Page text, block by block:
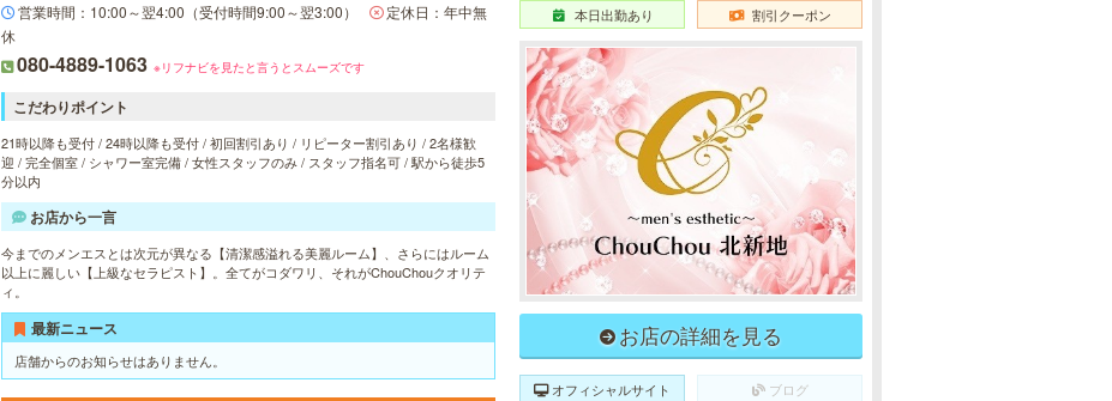
営業時間：10:00～翌4:00（受付時間9:00～翌3:00）
定休日：年中無
休
080-4889-1063 ※リフナビを見たと言うとスムーズです
こだわりポイント
21時以降も受付 / 24時以降も受付 / 初回割引あり / リピーター割引あり / 2名様歓
迎 / 完全個室 / シャワー室完備 / 女性スタッフのみ / スタッフ指名可 / 駅から徒歩5
分以内
お店から一言
今までのメンエスとは次元が異なる【清潔感溢れる美麗ルーム】、さらにはルーム
以上に麗しい【上級なセラピスト】。全てがコダワリ、それがChouChouクオリテ
ィ。
最新ニュース
店舗からのお知らせはありません。
本日出勤あり 割引クーポン
お店の詳細を見る
オフィシャルサイト ブログ